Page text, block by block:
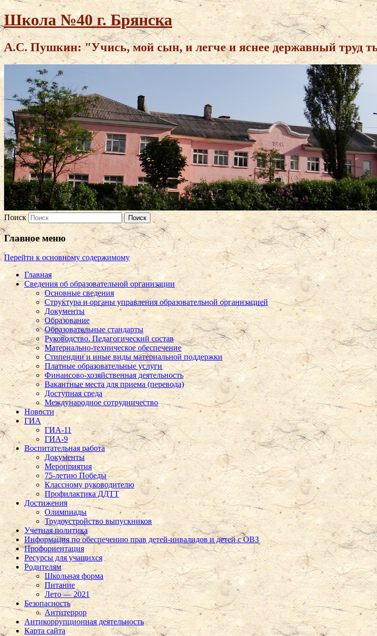
Школа №40 г. Брянска
А.С. Пушкин: "Учись, мой сын, и легче и яснее державный труд
Поиск
Главное меню
Перейти к основному содержимому
Главная
Сведения об образовательной организации
Основные сведения
Структура и органы управления образовательной организацией
Документы
Образование
Образовательные стандарты
Руководство. Педагогический состав
Материально-техническое обеспечение
Стипендии и иные виды материальной поддержки
Платные образовательные услуги
Финансово-хозяйственная деятельность
Вакантные места для приема (перевода)
Доступная среда
Международное сотрудничество
Новости
ГИА
ГИА-11
ГИА-9
Воспитательная работа
Документы
Мероприятия
75-летию Победы
Классному руководителю
Профилактика ДДТТ
Достижения
Олимпиады
Трудоустройство выпускников
Учетная политика
Информация по обеспечению прав детей-инвалидов и детей с ОВЗ
Профориентация
Ресурсы для учащихся
Родителям
Школьная форма
Питание
Лето — 2021
Безопасность
Антитеррор
Антикоррупционная деятельность
Карта сайта